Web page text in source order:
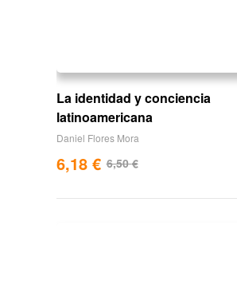
La identidad y conciencia
latinoamericana
Daniel Flores Mora
6,50€
6,18 €